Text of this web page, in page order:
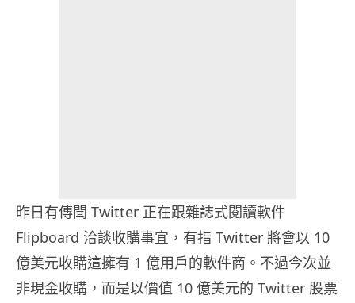
昨日有傳聞 Twitter 正在跟雜誌式閱讀軟件
Flipboard 洽談收購事宜，有指 Twitter 將會以 10
億美元收購這擁有 1 億用戶的軟件商。不過今次並
非現金收購，而是以價值 10 億美元的 Twitter 股票